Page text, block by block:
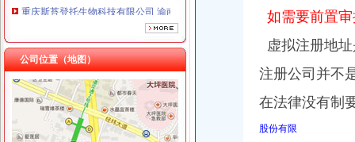
重庆安赐商贸有限公司 渝江10万 （工商注册）
重庆市冰岛科技发展有限公司 渝沙50万 （进出口权）
重庆华康假肢矫形有限公司 渝中120万 （增资）
公司位置（地图）
南山办公司
如需要前置
虚拟注册地
注册公司并不
在法律没有制
股份有限